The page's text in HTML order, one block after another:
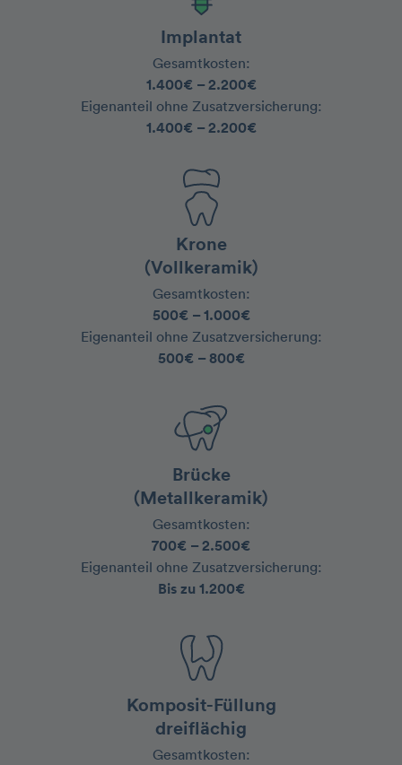
Implantat
Gesamtkosten:
1.400€ – 2.200€
‍Eigenanteil ohne Zusatzversicherung:
1.400€ – 2.200€
Krone
(Vollkeramik)
Gesamtkosten:
500€ – 1.000€
‍Eigenanteil ohne Zusatzversicherung:
500€ – 800€
Brücke
(Metallkeramik)
Gesamtkosten:
700€ – 2.500€
‍Eigenanteil ohne Zusatzversicherung:
Bis zu 1.200€
Komposit-Füllung
dreiflächig
Gesamtkosten: